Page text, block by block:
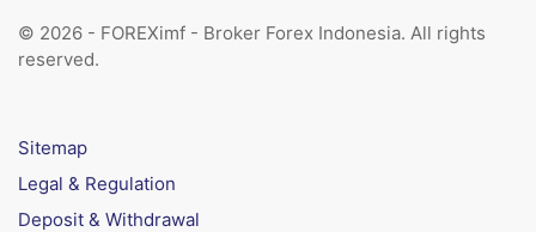
© 2026 - FOREXimf - Broker Forex Indonesia. All rights
reserved.
Sitemap
Legal & Regulation
Deposit & Withdrawal